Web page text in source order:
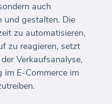
auch
und gestalten. Die
zu automatisieren,
zu reagieren, setzt
Verkaufsanalyse,
im E-Commerce im